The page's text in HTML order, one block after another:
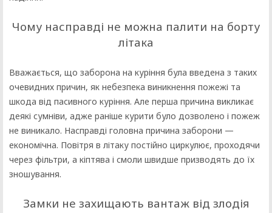
Чому насправді не можна палити на борту
літака
Вважається, що заборона на куріння була введена з таких
очевидних причин, як небезпека виникнення пожежі та
шкода від пасивного куріння. Але перша причина викликає
деякі сумніви, адже раніше курити було дозволено і пожеж
не виникало. Насправді головна причина заборони —
економічна. Повітря в літаку постійно циркулює, проходячи
через фільтри, а кіптява і смоли швидше призводять до їх
зношування.
Замки не захищають вантаж від злодія